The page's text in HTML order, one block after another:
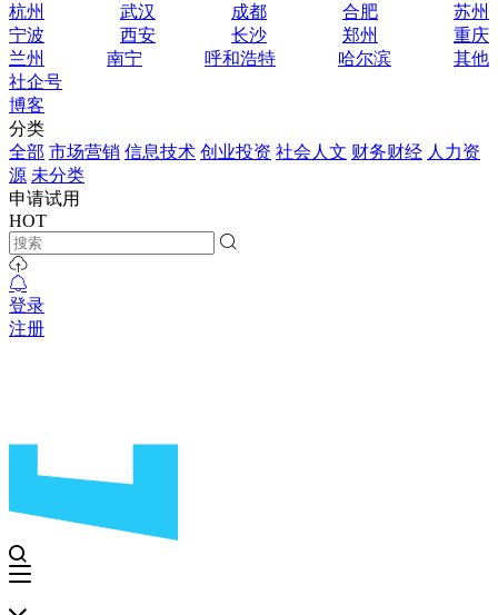
杭州
武汉 成都 合肥
苏州
宁波
西安 长沙 郑州
重庆
兰州
南宁 呼和浩特 哈尔滨
其他
社企号
博客
分类
全部 市场营销 信息技术 创业投资 社会人文 财务财经 人力资
源 未分类
申请试用
HOT
登录
注册